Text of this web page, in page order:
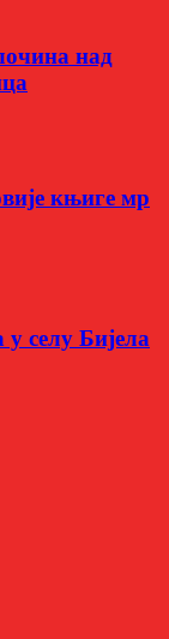
над
књиге мр
у селу Бијела